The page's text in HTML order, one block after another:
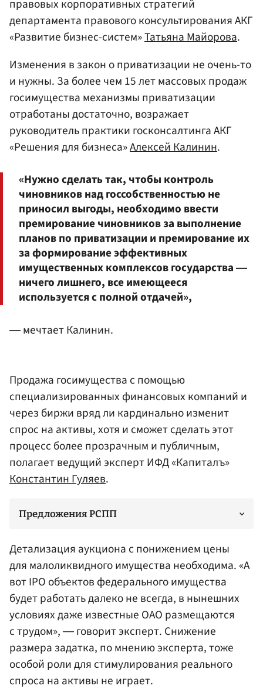
правовых корпоративных стратегий
департамента правового консультирования АКГ
«Развитие бизнес-систем»Татьяна Майорова.
Изменения в закон о приватизации не очень-то
и нужны. За более чем 15 лет массовых продаж
госимущества механизмы приватизации
отработаны достаточно, возражает
руководитель практики госконсалтинга АКГ
«Решения для бизнеса»Алексей Калинин.
«Нужно сделать так, чтобы контроль
чиновников над госсобственностью не
приносил выгоды, необходимо ввести
премирование чиновников за выполнение
планов по приватизации и премирование их
за формирование эффективных
имущественных комплексов государства ―
ничего лишнего, все имеющееся
используется с полной отдачей»,
― мечтает Калинин.
Продажа госимущества с помощью
специализированных финансовых компаний и
через биржи вряд ли кардинально изменит
спрос на активы, хотя и сможет сделать этот
процесс более прозрачным и публичным,
полагает ведущий эксперт ИФД «Капиталъ»
Константин Гуляев.
Предложения РСПП
Детализация аукциона с понижением цены
для малоликвидного имущества необходима. «А
вот IPO объектов федерального имущества
будет работать далеко не всегда, в нынешних
условиях даже известные ОАО размещаются
с трудом», ― говорит эксперт. Снижение
размера задатка, по мнению эксперта, тоже
особой роли для стимулирования реального
спроса на активы не играет.